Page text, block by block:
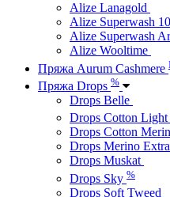
Alize Lanagold
Alize Superwash
Alize Superwash
Alize Wooltime
Пряжа Aurum Cashmere
Пряжа Drops %
Drops Belle
Drops Cotton Light
Drops Cotton
Drops Merino
Drops Muskat
Drops Sky %
Drops Soft Tweed